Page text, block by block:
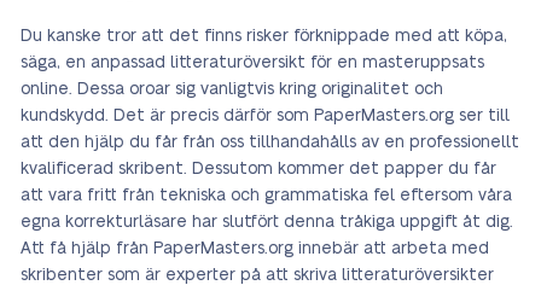
Du kanske tror att det finns risker förknippade med att köpa,
säga, en anpassad litteraturöversikt för en masteruppsats
online. Dessa oroar sig vanligtvis kring originalitet och
kundskydd. Det är precis därför som PaperMasters.org ser till
att den hjälp du får från oss tillhandahålls av en professionellt
kvalificerad skribent. Dessutom kommer det papper du får
att vara fritt från tekniska och grammatiska fel eftersom våra
egna korrekturläsare har slutfört denna tråkiga uppgift åt dig.
Att få hjälp från PaperMasters.org innebär att arbeta med
skribenter som är experter på att skriva litteraturöversikter